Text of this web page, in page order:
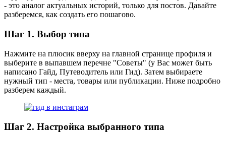
- это аналог актуальных историй, только для постов. Давайте
разберемся, как создать его пошагово.
Шаг 1. Выбор типа
Нажмите на плюсик вверху на главной странице профиля и
выберите в выпавшем перечне "Советы" (у Вас может быть
написано Гайд, Путеводитель или Гид). Затем выбираете
нужный тип - места, товары или публикации. Ниже подробно
разберем каждый.
Шаг 2. Настройка выбранного типа